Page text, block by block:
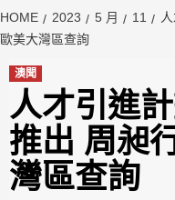
HOME 2023 5 月 11
歐美大灣區查詢
澳聞
人才引進
推出 周昶
灣區查詢